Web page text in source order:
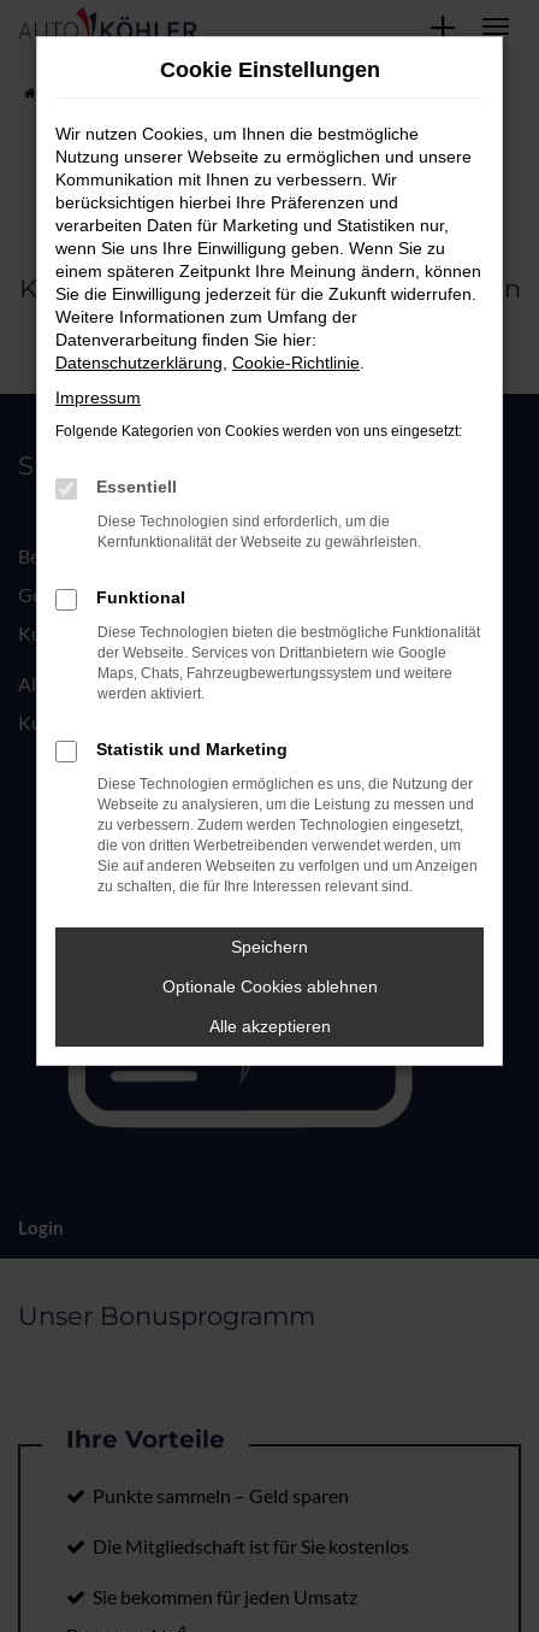
Zum
Die Auto Köhler Kundenkarte
Kartenantrag bei uns im Haus ausfüllen
und sofort Punkte sammeln!
Sie sind uns wichtig!
Bei jedem Werkstattbesuch bzw. beim Neu- oder
Gebrauchtwagenkauf, sammeln Sie mit der Auto Köhler
Kundenkarte wertvolle Bonuspunkte4.
Also, nicht lange überlegen und sofort mit der Auto Köhler-
Kundenkarte das Sammeln beginnen!
Login
Unser Bonusprogramm
Ihre Vorteile
Punkte sammeln – Geld sparen
Die Mitgliedschaft ist für Sie kostenlos
Sie bekommen für jeden Umsatz
Cookie Einstellungen
Wir nutzen Cookies, um Ihnen die bestmögliche
Nutzung unserer Webseite zu ermöglichen und unsere
Kommunikation mit Ihnen zu verbessern. Wir
berücksichtigen hierbei Ihre Präferenzen und
verarbeiten Daten für Marketing und Statistiken nur,
wenn Sie uns Ihre Einwilligung geben. Wenn Sie zu
einem späteren Zeitpunkt Ihre Meinung ändern, können
Sie die Einwilligung jederzeit für die Zukunft widerrufen.
Weitere Informationen zum Umfang der
Datenverarbeitung finden Sie hier:
Datenschutzerklärung Cookie-Richtlinie
Impressum
Folgende Kategorien von Cookies werden von uns eingesetzt:
Essentiell
Diese Technologien sind erforderlich, um die
Kernfunktionalität der Webseite zu gewährleisten.
Funktional
Diese Technologien bieten die bestmögliche Funktionalität
der Webseite. Services von Drittanbietern wie Google
Maps, Chats, Fahrzeugbewertungssystem und weitere
werden aktiviert.
Statistik und Marketing
Diese Technologien ermöglichen es uns, die Nutzung der
Webseite zu analysieren, um die Leistung zu messen und
zu verbessern. Zudem werden Technologien eingesetzt,
die von dritten Werbetreibenden verwendet werden, um
Sie auf anderen Webseiten zu verfolgen und um Anzeigen
zu schalten, die für Ihre Interessen relevant sind.
Speichern
Optionale Cookies ablehnen
Alle akzeptieren